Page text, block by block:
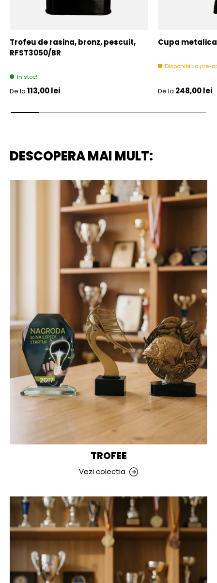
Trofeu de rasina, bronz, pescuit,
RFST3050/BR
In stoc!
Pret initial
De la 113,00 lei
Cupa
Disponibil la pre-
Pret initial
De la 248,00 lei
DESCOPERA MAI MULT:
TROFEE
Vezi colectia